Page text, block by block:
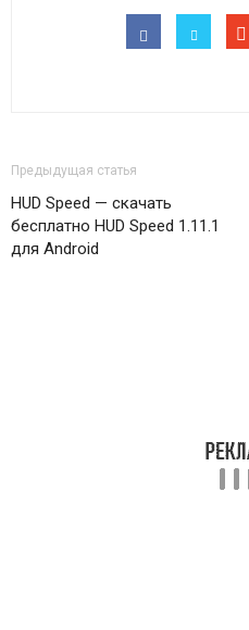
Предыдущая статья
HUD Speed — скачать
бесплатно HUD Speed 1.11.1
для Android